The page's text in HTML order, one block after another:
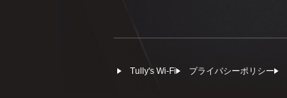
Tully's Wi-Fi プライバシーポリシー